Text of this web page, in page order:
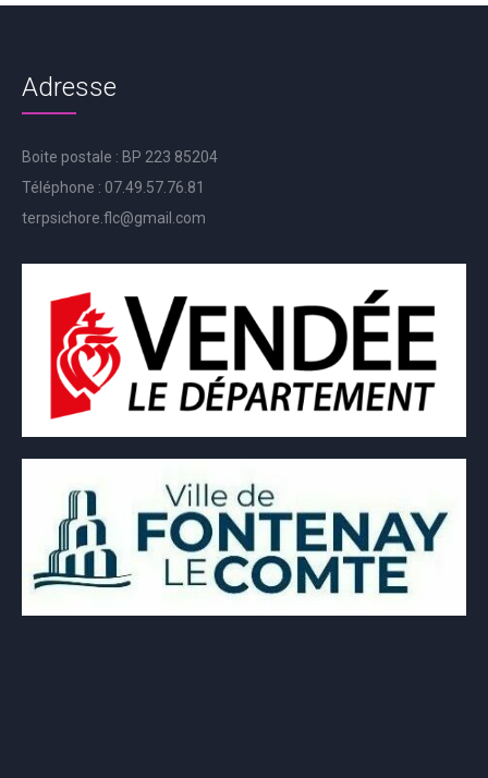
Adresse
Boite postale : BP 223 85204
Téléphone : 07.49.57.76.81
terpsichore.flc@gmail.com